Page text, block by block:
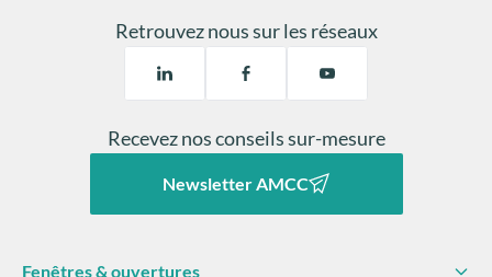
sur-mesure, la porte Prestige Nature
DAPHNÉ permet de transformer l’entrée existante sans
modifier la maçonnerie. Elle modernise immédiatement
Retrouvez nous sur les réseaux
Recevez nos conseils sur-mesure
Newsletter AMCC
Fenêtres & ouvertures